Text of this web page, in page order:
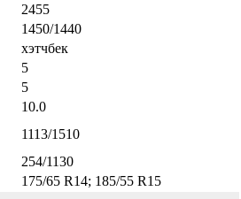
2455
1450/1440
хэтчбек
5
5
10.0
1113/1510
254/1130
175/65 R14; 185/55 R15